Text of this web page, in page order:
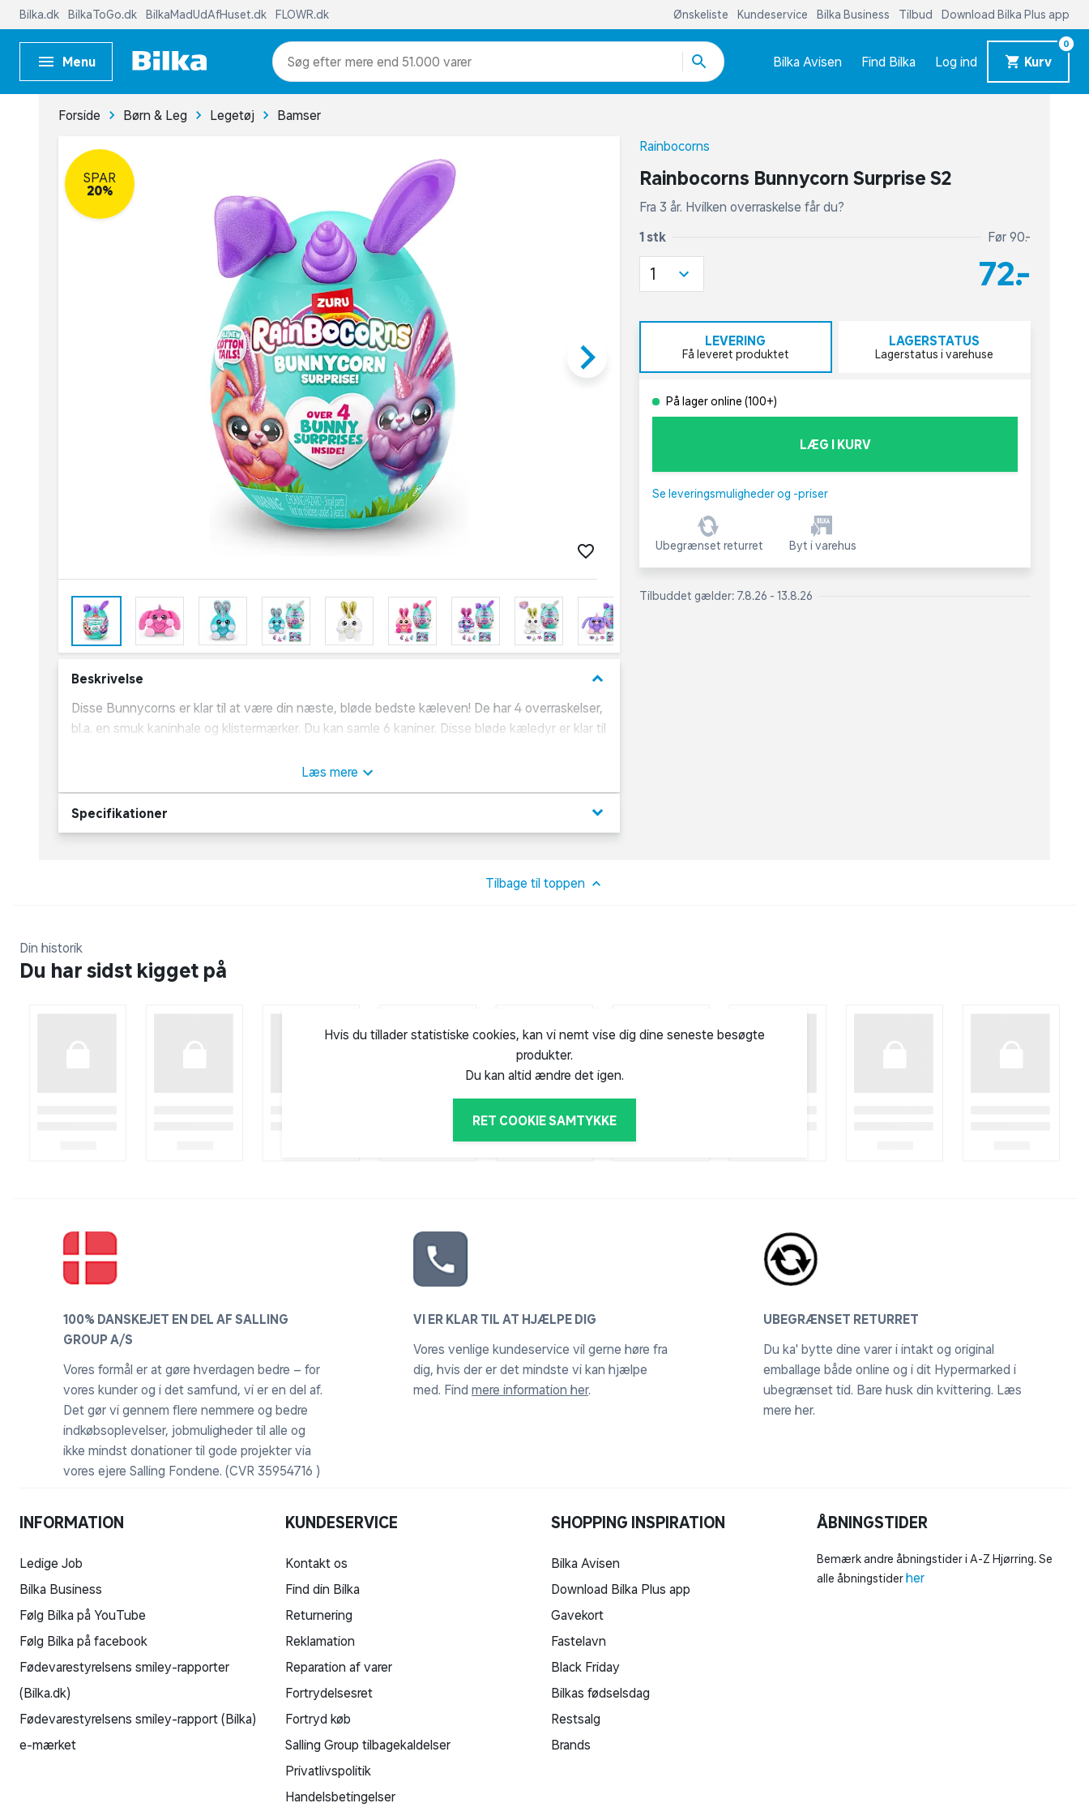
Bilka.dk BilkaToGo.dk BilkaMadUdAfHuset.dk FLOWR.dk Ønskeliste Kundeservice Bilka Business Tilbud Download Bilka Plus app
Menu mere end 51.000 varer Bilka Avisen Find Bilka Log ind Kurv
0
Forside Børn & Leg Legetøj Bamser
SPAR
20%
keyboard_arrow_right
Beskrivelse keyboard_arrow_down
Disse Bunnycorns er klar til at være din næste, bløde bedste kæleven! De har 4 overraskelser,
bl.a. en smuk kaninhale og klistermærker. Du kan samle 6 kaniner. Disse bløde kæledyr er klar til
OBS! Varen sælges som blind box, hvilket indebærer, at en specifik variant ikke kan garanteres
Læs mere
Specifikationer keyboard_arrow_down
Rainbocorns
Rainbocorns Bunnycorn Surprise S2
Fra 3 år. Hvilken overraskelse får du?
1 stk Før 90,-
72,-
1
LEVERING
Få leveret produktet
LAGERSTATUS
Lagerstatus i varehuse
På lager online (100+)
LÆG I KURV
Se leveringsmuligheder og -priser
Ubegrænset returret Byt i varehus
Tilbuddet gælder: 7.8.26 - 13.8.26
Tilbage til toppen
Din historik
Du har sidst kigget på
Hvis du tillader statistiske cookies, kan vi nemt vise dig dine seneste besøgte
produkter.
Du kan altid ændre det igen.
RET COOKIE SAMTYKKE
100% DANSKEJET EN DEL AF SALLING
GROUP A/S
Vores formål er at gøre hverdagen bedre – for
vores kunder og i det samfund, vi er en del af.
Det gør vi gennem flere nemmere og bedre
indkøbsoplevelser, jobmuligheder til alle og
ikke mindst donationer til gode projekter via
vores ejere Salling Fondene. (CVR 35954716 )
VI ER KLAR TIL AT HJÆLPE DIG
Vores venlige kundeservice vil gerne høre fra
dig, hvis der er det mindste vi kan hjælpe
med. Find mere information her.
UBEGRÆNSET RETURRET
Du ka' bytte dine varer i intakt og original
emballage både online og i dit Hypermarked i
ubegrænset tid. Bare husk din kvittering. Læs
mere her.
INFORMATION
Ledige Job
Bilka Business
Følg Bilka på YouTube
Følg Bilka på facebook
Fødevarestyrelsens smiley-rapporter
(Bilka.dk)
Fødevarestyrelsens smiley-rapport (Bilka)
e-mærket
KUNDESERVICE
Kontakt os
Find din Bilka
Returnering
Reklamation
Reparation af varer
Fortrydelsesret
Fortryd køb
Salling Group tilbagekaldelser
Privatlivspolitik
Handelsbetingelser
SHOPPING INSPIRATION
Bilka Avisen
Download Bilka Plus app
Gavekort
Fastelavn
Black Friday
Bilkas fødselsdag
Restsalg
Brands
ÅBNINGSTIDER
Bemærk andre åbningstider i A-Z Hjørring. Se
alle åbningstiderher